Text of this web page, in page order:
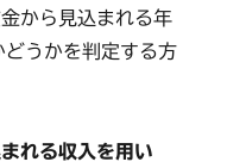
から見込まれる年
うかを判定する方
れる収入を用い